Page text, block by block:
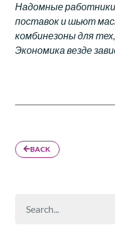
Надомные
поставок и шьют
комбинезоны для
Экономика везде
BACK